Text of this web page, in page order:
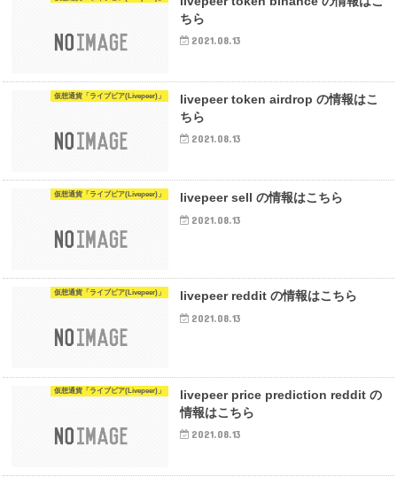
ちら
2021.08.13
仮想通貨「ライブピア(Livepeer)」
livepeer token airdrop の情報はこ
ちら
2021.08.13
仮想通貨「ライブピア(Livepeer)」 livepeer sell の情報はこちら
2021.08.13
仮想通貨「ライブピア(Livepeer)」 livepeer reddit の情報はこちら
2021.08.13
仮想通貨「ライブピア(Livepeer)」
livepeer price prediction reddit の
情報はこちら
2021.08.13